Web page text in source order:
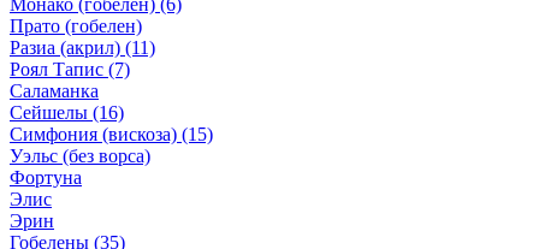
Монако (гобелен) (6)
Прато (гобелен)
Разиа (акрил) (11)
Роял Тапис (7)
Саламанка
Сейшелы (16)
Симфония (вискоза) (15)
Уэльс (без ворса)
Фортуна
Элис
Эрин
Гобелены (35)